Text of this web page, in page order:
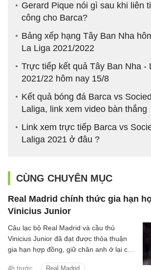
Gerard Pique nói gì sau khi liên
công cho Barca?
Bảng xếp hạng Tây Ban Nha
La Liga 2021/2022
Trực tiếp kết quả Tây Ban Nha -
2021/22 hôm nay 15/8
Kết quả bóng đá Barca vs
Laliga, link xem video bàn thắng
Link xem trực tiếp Barca vs
Laliga 2021 ở đâu ?
CÙNG CHUYÊN MỤC
Real Madrid chính thức gia hạn
Vinicius Junior
4h trước Real Madrid
Câu lạc bộ Real Madrid và cầu thủ
Vinicius Junior đã đạt được thỏa thuận
gia hạn hợp đồng, giữ chân anh ở lại câu